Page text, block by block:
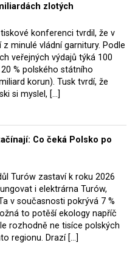
polská vláda měla
spravedlnosti jistě potěší
ale i těžaře. Je těžké si
rozhodoval sám ministr
souhlas vládnoucí koalice.
Morawieckého vlády,
zabezpečování cca 7 %
– klíčovými podniky, spolu
zaměstnávají cca pět
a elektrárny nepřímo
tisíc pracovních míst v
zvítězila.
spravedlnosti jistě potěší
kteří žalobu u
zlotých
konferenci tvrdil, že v
minulé vládní garnitury. Podle
veřejných výdajů týká 100
% polského státního
korun). Tusk tvrdí, že
si myslel, […]
Co čeká Polsko po
Turów zastaví k roku 2026
i elektrárna Turów,
v současnosti pokrývá 7 %
to potěší ekology napříč
rozhodně ne tisíce polských
regionu. Drazí […]